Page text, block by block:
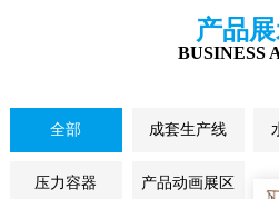
产品
BUSINESS
全部 成套生产线
压力容器 产品动画展区